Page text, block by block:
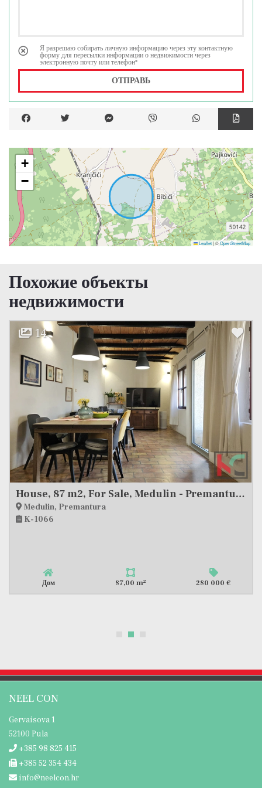
Я разрешаю собирать личную информацию через эту контактную
форму для пересылки информации о недвижимости через
электронную почту или телефон*
ОТПРАВЬ
+
−
Leaflet|©OpenStreetMap
Похожие объекты
недвижимости
23
House, 91 m2, For Sale, Pula
Pula
K-1036
Дом 91,00 m2 317 000 €
NEEL CON
Gervaisova 1
52100 Pula
+385 98 825 415
+385 52 354 434
info@neelcon.hr